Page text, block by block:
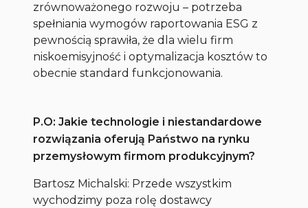
zrównoważonego rozwoju – potrzeba
spełniania wymogów raportowania ESG z
pewnością sprawiła, że dla wielu firm
niskoemisyjność i optymalizacja kosztów to
obecnie standard funkcjonowania.
P.O: Jakie technologie i niestandardowe
rozwiązania oferują Państwo na rynku
przemysłowym firmom produkcyjnym?
Bartosz Michalski: Przede wszystkim
wychodzimy poza rolę dostawcy